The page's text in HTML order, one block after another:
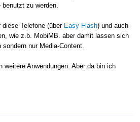
zu werden.
Telefone (über Easy Flash) und auch
wie z.b. MobiMB. aber damit lassen sich
nur Media-Content.
Anwendungen. Aber da bin ich